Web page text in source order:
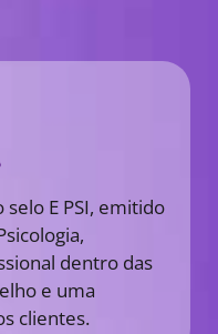
E PSI, emitido
dentro das
e uma
clientes.